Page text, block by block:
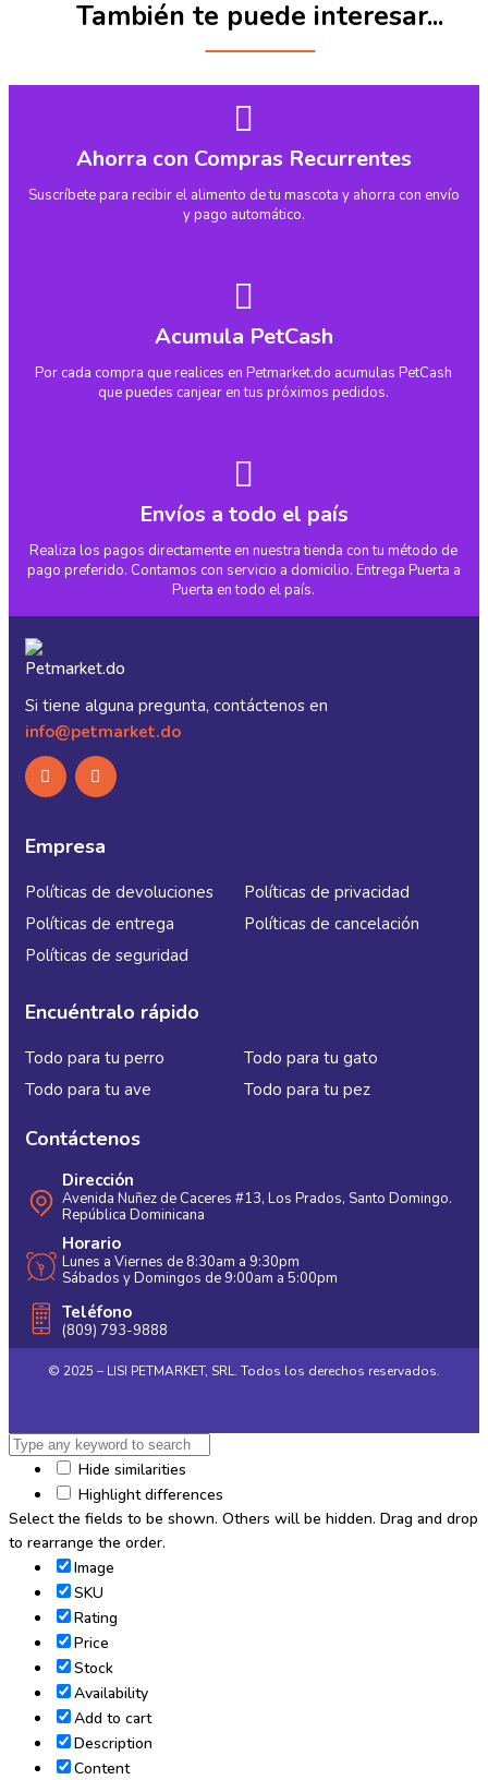
También te puede interesar...
Ahorra con Compras Recurrentes
Suscríbete para recibir el alimento de tu mascota y ahorra con envío
y pago automático.
Acumula PetCash
Por cada compra que realices en Petmarket.do acumulas PetCash
que puedes canjear en tus próximos pedidos.
Envíos a todo el país
Realiza los pagos directamente en nuestra tienda con tu método de
pago preferido. Contamos con servicio a domicilio. Entrega Puerta a
Puerta en todo el país.
Si tiene alguna pregunta, contáctenos en
info@petmarket.do
Empresa
Políticas de devoluciones
Políticas de privacidad
Políticas de entrega
Políticas de cancelación
Políticas de seguridad
Encuéntralo rápido
Todo para tu perro
Todo para tu gato
Todo para tu ave
Todo para tu pez
Contáctenos
Dirección
Avenida Nuñez de Caceres #13, Los Prados, Santo Domingo.
República Dominicana
Horario
Lunes a Viernes de 8:30am a 9:30pm
Sábados y Domingos de 9:00am a 5:00pm
Teléfono
(809) 793-9888
© 2025 – LISI PETMARKET, SRL. Todos los derechos reservados.
Hide similarities
Highlight differences
Select the fields to be shown. Others will be hidden. Drag and drop
to rearrange the order.
Image
SKU
Rating
Price
Stock
Availability
Add to cart
Description
Content